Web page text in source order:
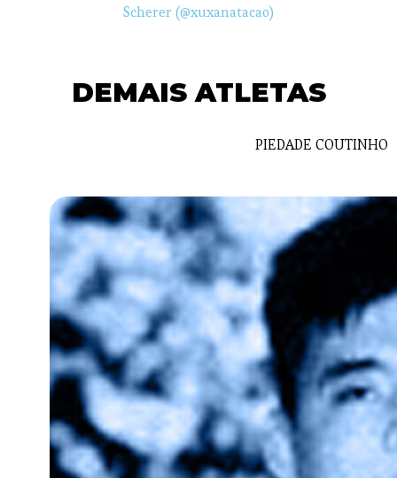
Scherer (@xuxanatacao)
DEMAIS ATLETAS
PIEDADE COUTINHO